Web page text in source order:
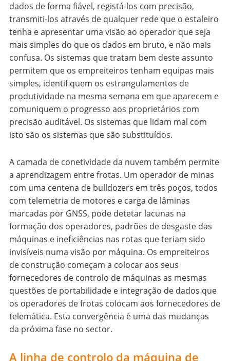
dados de forma fiável, registá-los com precisão,
transmiti-los através de qualquer rede que o estaleiro
tenha e apresentar uma visão ao operador que seja
mais simples do que os dados em bruto, e não mais
confusa. Os sistemas que tratam bem deste assunto
permitem que os empreiteiros tenham equipas mais
simples, identifiquem os estrangulamentos de
produtividade na mesma semana em que aparecem e
comuniquem o progresso aos proprietários com
precisão auditável. Os sistemas que lidam mal com
isto são os sistemas que são substituídos.
A camada de conetividade da nuvem também permite
a aprendizagem entre frotas. Um operador de minas
com uma centena de bulldozers em três poços, todos
com telemetria de motores e carga de lâminas
marcadas por GNSS, pode detetar lacunas na
formação dos operadores, padrões de desgaste das
máquinas e ineficiências nas rotas que teriam sido
invisíveis numa visão por máquina. Os empreiteiros
de construção começam a colocar aos seus
fornecedores de controlo de máquinas as mesmas
questões de portabilidade e integração de dados que
os operadores de frotas colocam aos fornecedores de
telemática. Esta convergência é uma das mudanças
da próxima fase no sector.
A linha de controlo da máquina de